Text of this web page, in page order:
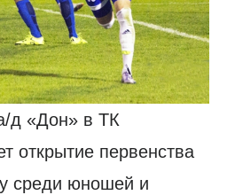
д «Дон» в ТК
открытие первенства
среди юношей и